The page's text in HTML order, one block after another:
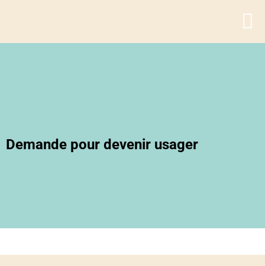
Demande pour devenir usager